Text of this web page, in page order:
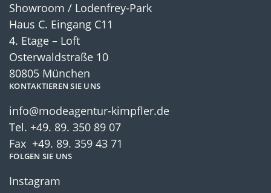
Showroom / Lodenfrey-Park
Haus C. Eingang C11
4. Etage – Loft
Osterwaldstraße 10
80805 München
KONTAKTIEREN SIE UNS
info@modeagentur-kimpfler.de
Tel. +49. 89. 350 89 07
Fax +49. 89. 359 43 71
FOLGEN SIE UNS
Instagram